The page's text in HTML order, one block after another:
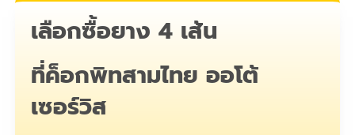
เลือกซื้อยาง 4 เส้น
ที่ค็อกพิทสามไทย ออโต้
เซอร์วิส